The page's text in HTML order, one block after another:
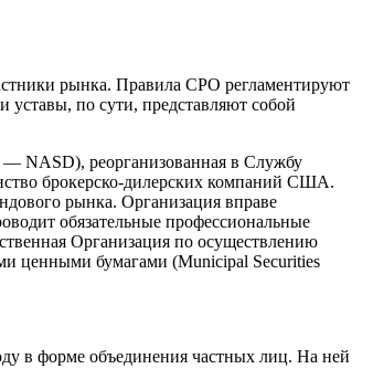
рынка. Правила СРО регламентируют
по сути, представляют собой
NASD), реорганизованная в Службу
брокерско-дилерских компаний США.
рынка. Организация вправе
обязательные профессиональные
Организация по осуществлению
ценными бумагами (Municipal Securities
в форме объединения частных лиц. На ней